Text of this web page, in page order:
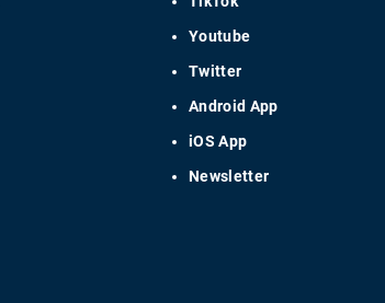
Youtube
Twitter
Android App
iOS App
Newsletter